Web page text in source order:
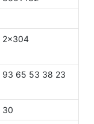
2x304
93 65 53 38 23
30